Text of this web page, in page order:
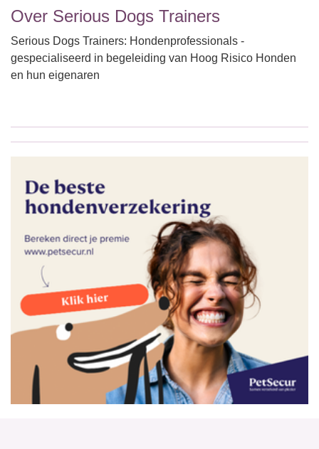
Over Serious Dogs Trainers
Serious Dogs Trainers: Hondenprofessionals -
gespecialiseerd in begeleiding van Hoog Risico Honden
en hun eigenaren